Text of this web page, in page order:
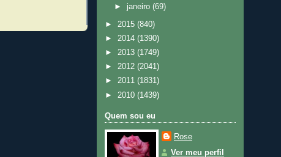
► janeiro(69)
► 2015 (840)
► 2014 (1390)
► 2013 (1749)
► 2012 (2041)
► 2011 (1831)
► 2010 (1439)
Quem sou eu
Rose
Ver meu perfil